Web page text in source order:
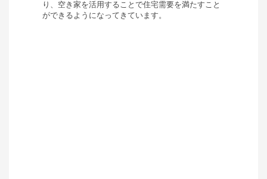
り、空き家を活用することで住宅需要を満たすこと
ができるようになってきています。